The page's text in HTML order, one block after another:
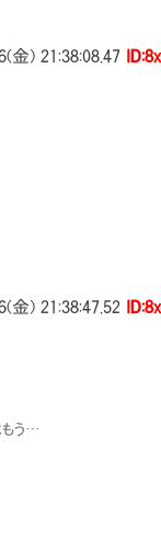
金) 21:38:08.47
金) 21:38:47.52
う…